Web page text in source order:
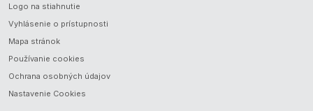
Logo na stiahnutie
Vyhlásenie o prístupnosti
Mapa stránok
Používanie cookies
Ochrana osobných údajov
Nastavenie Cookies